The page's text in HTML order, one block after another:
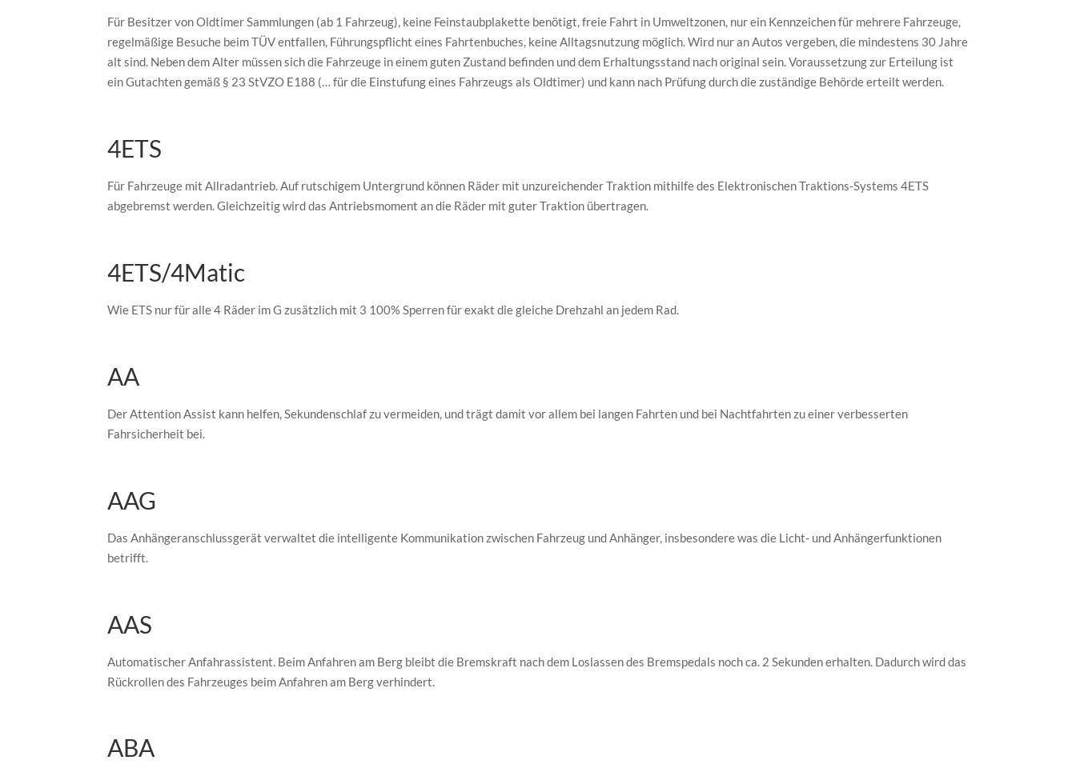
Für Besitzer von Oldtimer Sammlungen (ab 1 Fahrzeug), keine Feinstaubplakette benötigt, freie Fahrt in Umweltzonen, nur ein Kennzeichen für mehrere Fahrzeuge,
regelmäßige Besuche beim TÜV entfallen, Führungspflicht eines Fahrtenbuches, keine Alltagsnutzung möglich. Wird nur an Autos vergeben, die mindestens 30 Jahre
alt sind. Neben dem Alter müssen sich die Fahrzeuge in einem guten Zustand befinden und dem Erhaltungsstand nach original sein. Voraussetzung zur Erteilung ist
ein Gutachten gemäß § 23 StVZO E188 (… für die Einstufung eines Fahrzeugs als Oldtimer) und kann nach Prüfung durch die zuständige Behörde erteilt werden.
4ETS
Für Fahrzeuge mit Allradantrieb. Auf rutschigem Untergrund können Räder mit unzureichender Traktion mithilfe des Elektronischen Traktions-Systems 4ETS
abgebremst werden. Gleichzeitig wird das Antriebsmoment an die Räder mit guter Traktion übertragen.
4ETS/4Matic
Wie ETS nur für alle 4 Räder im G zusätzlich mit 3 100% Sperren für exakt die gleiche Drehzahl an jedem Rad.
AA
Der Attention Assist kann helfen, Sekundenschlaf zu vermeiden, und trägt damit vor allem bei langen Fahrten und bei Nachtfahrten zu einer verbesserten
Fahrsicherheit bei.
AAG
Das Anhängeranschlussgerät verwaltet die intelligente Kommunikation zwischen Fahrzeug und Anhänger, insbesondere was die Licht- und Anhängerfunktionen
betrifft.
AAS
Automatischer Anfahrassistent. Beim Anfahren am Berg bleibt die Bremskraft nach dem Loslassen des Bremspedals noch ca. 2 Sekunden erhalten. Dadurch wird das
Rückrollen des Fahrzeuges beim Anfahren am Berg verhindert.
ABA